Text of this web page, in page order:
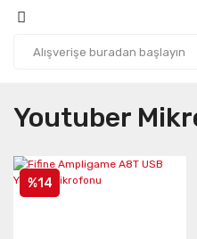
Youtuber
%14